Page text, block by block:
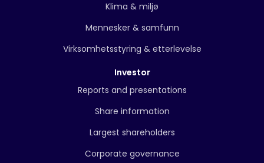
Klima & miljø
Mennesker & samfunn
Virksomhetsstyring & etterlevelse
Investor
Reports and presentations
Share information
Largest shareholders
Corporate governance